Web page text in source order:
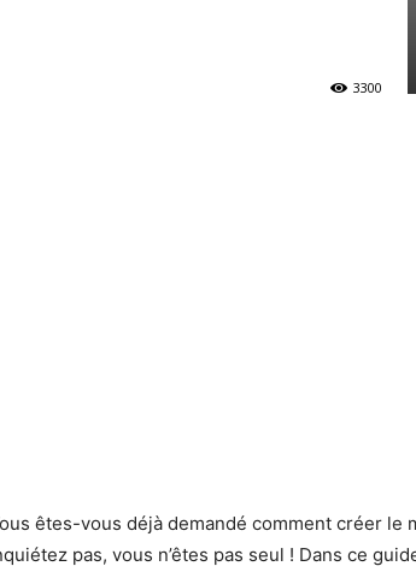
3300
êtes-vous déjà demandé comment créer le
pas, vous n’êtes pas seul ! Dans ce